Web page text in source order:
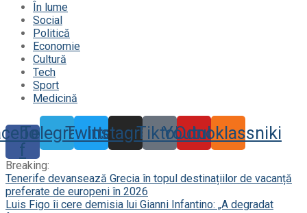
În lume
Social
Politică
Economie
Cultură
Tech
Sport
Medicină
f
TelegramTwitter
Instagram
TiktokYoutube
Odnoklassniki
Breaking:
Tenerife devansează Grecia în topul destinațiilor de vacanță
preferate de europeni în 2026
Luis Figo îi cere demisia lui Gianni Infantino: „A degradat